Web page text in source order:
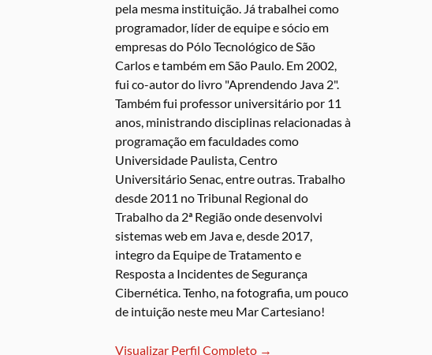
pela mesma instituição. Já trabalhei como
programador, líder de equipe e sócio em
empresas do Pólo Tecnológico de São
Carlos e também em São Paulo. Em 2002,
fui co-autor do livro "Aprendendo Java 2".
Também fui professor universitário por 11
anos, ministrando disciplinas relacionadas à
programação em faculdades como
Universidade Paulista, Centro
Universitário Senac, entre outras. Trabalho
desde 2011 no Tribunal Regional do
Trabalho da 2ª Região onde desenvolvi
sistemas web em Java e, desde 2017,
integro da Equipe de Tratamento e
Resposta a Incidentes de Segurança
Cibernética. Tenho, na fotografia, um pouco
de intuição neste meu Mar Cartesiano!
Visualizar Perfil Completo →